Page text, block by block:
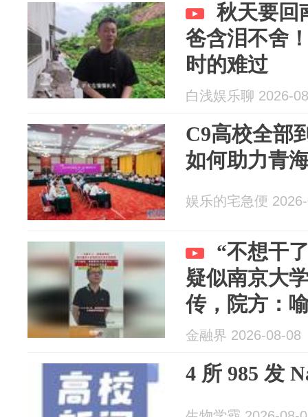
秋天要回
爸含泪不舍
时的难过
白浅娱乐聊 2026-
C9高校全部
如何助力青
娱乐的宅急便
“不想干
疑似南京大
传，院方：
金融界 2026-08-08
4 所 985 发